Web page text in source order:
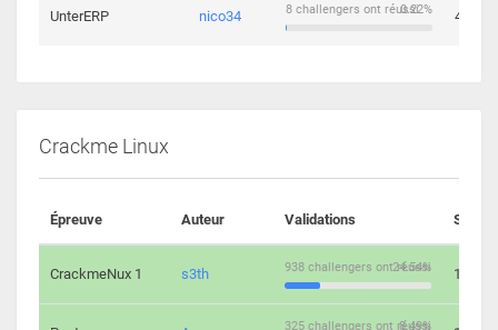
UnterERP nico34 0.22%
8 challengers ont réussi 4
Crackme Linux
Épreuve Auteur Validations
CrackmeNux 1 s3th 24.54%
938 challengers ont réussi 14
8.49%
325 challengers ont réussi